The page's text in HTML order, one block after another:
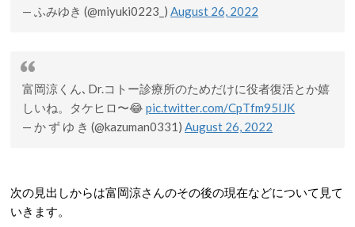
— ふみゆき (@miyuki0223_) August 26, 2022
富岡涼くん､Dr.コトー診療所のためだけに役者復活とか嬉
しいね。タケヒロ〜😂 pic.twitter.com/CpTfm95IJK
— か ず ゆ き (@kazuman0331) August 26, 2022
次の見出しからは富岡涼さんのその後の現在などについて見て
いきます。